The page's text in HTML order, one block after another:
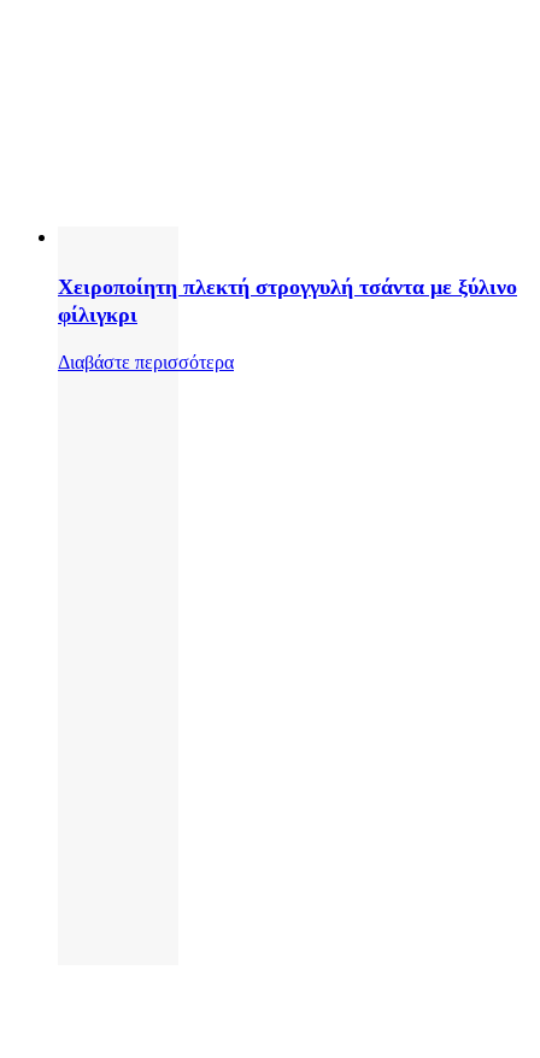
Χειροποίητη πλεκτή στρογγυλή τσάντα με ξύλινο
φίλιγκρι
Διαβάστε περισσότερα